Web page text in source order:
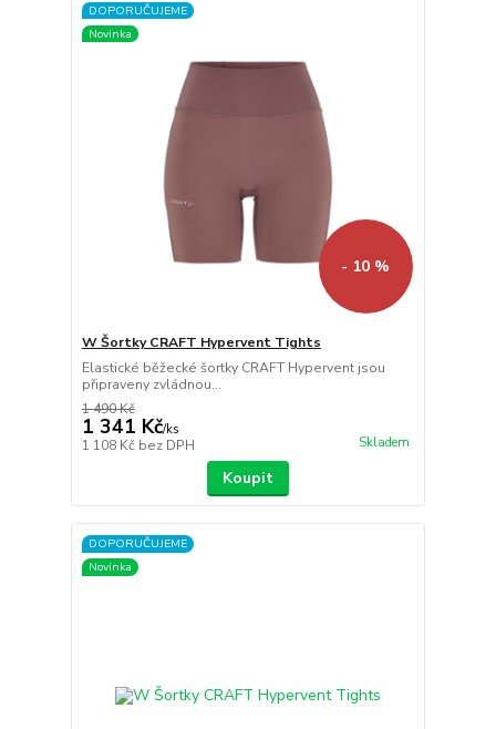
DOPORUČUJEME
Novinka
- 10 %
W Šortky CRAFT Hypervent Tights
Elastické běžecké šortky CRAFT Hypervent jsou
připraveny zvládnou...
1 490 Kč
1 341 Kč/ks
1 108 Kč bez DPH Skladem
Koupit
DOPORUČUJEME
Novinka